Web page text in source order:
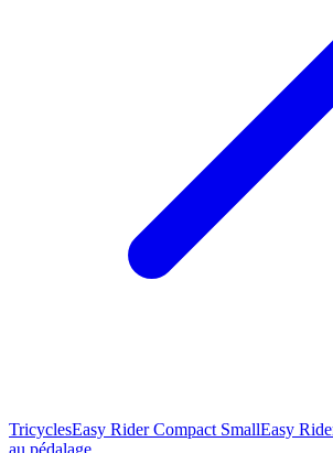
TricyclesEasy Rider Compact SmallEasy